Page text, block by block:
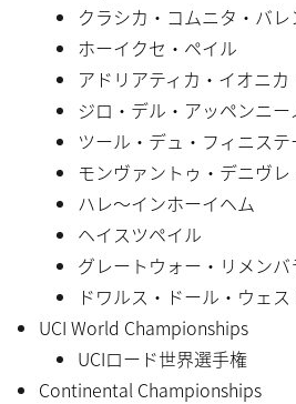
クラシカ・コムニタ・バ
ホーイクセ・ペイル
アドリアティカ・イオニカ
ジロ・デル・アッペンニー
ツール・デュ・フィニステ
モンヴァントゥ・デニヴ
ハレ〜インホーイヘム
ヘイスツペイル
グレートウォー・リメンバ
ドワルス・ドール・ウェ
UCI World Championships
UCIロード世界選手権
Continental Championships